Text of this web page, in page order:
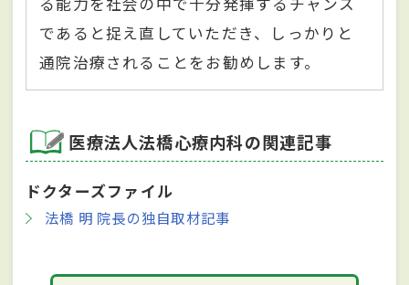
であると捉え直していただき、しっかりと
通院治療されることをお勧めします。
医療法人法橋心療内科の関連記事
ドクターズファイル
法橋 明 院長の独自取材記事